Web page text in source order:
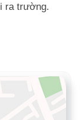
ra trường.